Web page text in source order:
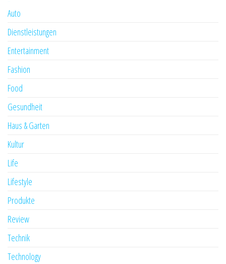
Auto
Dienstleistungen
Entertainment
Fashion
Food
Gesundheit
Haus & Garten
Kultur
Life
Lifestyle
Produkte
Review
Technik
Technology